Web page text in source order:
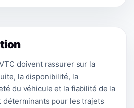
doivent rassurer sur la
la disponibilité, la
du véhicule et la fiabilité de la
déterminants pour les trajets